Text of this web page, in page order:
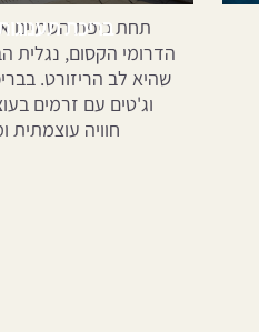
בריכת
תחת כיפת השמיים
הדרומי הקסום, נגלית
וג'טים עם זרמים
חוויה עוצמתית